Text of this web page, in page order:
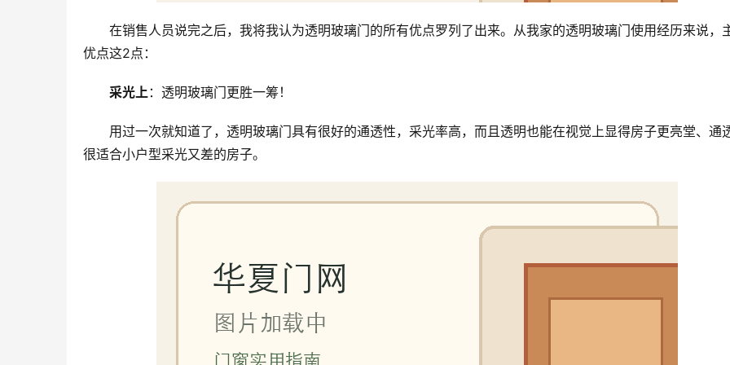
在销售人员说完之后，我将我认为透明玻璃门的所有优点罗列了出来。从我家的透明玻璃门使用经历来说，
优点这2点：
采光上：透明玻璃门更胜一筹！
用过一次就知道了，透明玻璃门具有很好的通透性，采光率高，而且透明也能在视觉上显得房子更亮堂、通透
很适合小户型采光又差的房子。